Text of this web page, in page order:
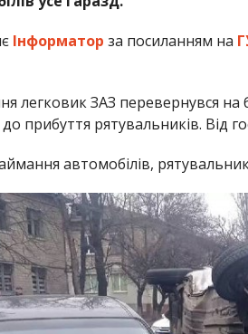
Інформатор за посиланням на
легковик ЗАЗ перевернувся на
прибуття рятувальників. Від
автомобілів,